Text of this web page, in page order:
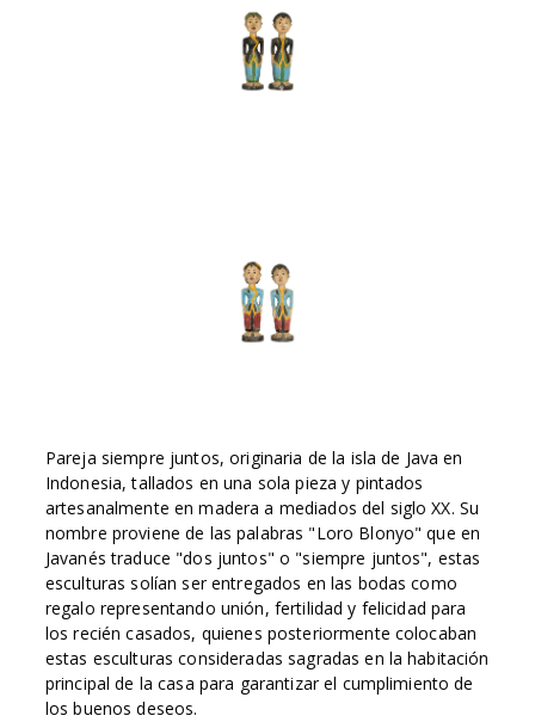
Pareja siempre juntos, originaria de la isla de Java en
Indonesia, tallados en una sola pieza y pintados
artesanalmente en madera a mediados del siglo XX. Su
nombre proviene de las palabras "Loro Blonyo" que en
Javanés traduce "dos juntos" o "siempre juntos", estas
esculturas solían ser entregados en las bodas como
regalo representando unión, fertilidad y felicidad para
los recién casados, quienes posteriormente colocaban
estas esculturas consideradas sagradas en la habitación
principal de la casa para garantizar el cumplimiento de
los buenos deseos.